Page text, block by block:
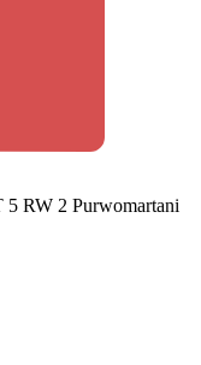
5 RW 2 Purwomartani